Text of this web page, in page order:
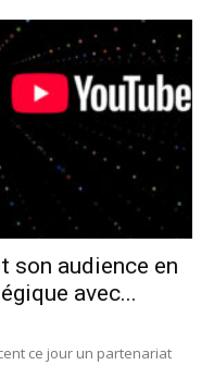
son audience en
avec...
ce jour un partenariat